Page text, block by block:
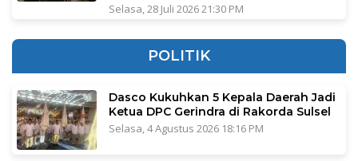
Selasa, 28 Juli 2026 21:30 PM
POLITIK
Dasco Kukuhkan 5 Kepala Daerah Jadi
Ketua DPC Gerindra di Rakorda Sulsel
Selasa, 4 Agustus 2026 18:16 PM